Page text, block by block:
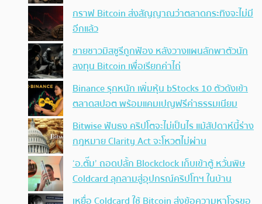
กราฟ Bitcoin ส่งสัญญาณว่าตลาดกระทิงจะไม่มี
อีกแล้ว
ชายชาวมิสซูรีถูกฟ้อง หลังวางแผนลักพาตัวนัก
ลงทุน Bitcoin เพื่อเรียกค่าไถ่
Binance รุกหนัก เพิ่มหุ้น bStocks 10 ตัวดังเข้า
ตลาดสปอต พร้อมแคมเปญฟรีค่าธรรมเนียม
Bitwise ฟันธง คริปโตจะไม่เป็นไร แม้สัปดาห์นี้ร่าง
กฎหมาย Clarity Act จะโหวตไม่ผ่าน
‘อ.ตั๊ม’ ถอดปลั้ก Blockclock เก็บเข้าตู้ หวั่นพิษ
Coldcard ลุกลามสู่อุปกรณ์คริปโทฯ ในบ้าน